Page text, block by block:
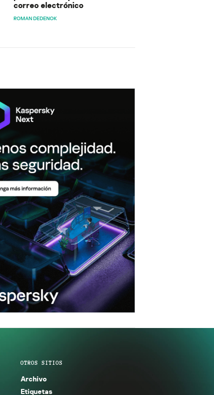
correo electrónico
ROMAN DEDENOK
OTROS SITIOS
Archivo
Etiquetas